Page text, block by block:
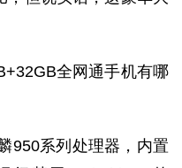
950系列处理器，内置